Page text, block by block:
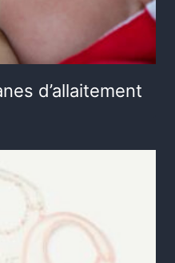
d’allaitement